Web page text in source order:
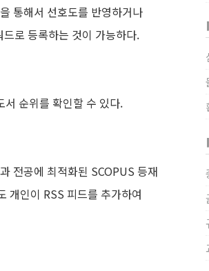
통해서 선호도를 반영하거나
로 등록하는 것이 가능하다.
서 순위를 확인할 수 있다.
전공에 최적화된 SCOPUS 등재
개인이 RSS 피드를 추가하여